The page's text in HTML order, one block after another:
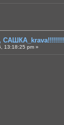
13:18:25 pm »